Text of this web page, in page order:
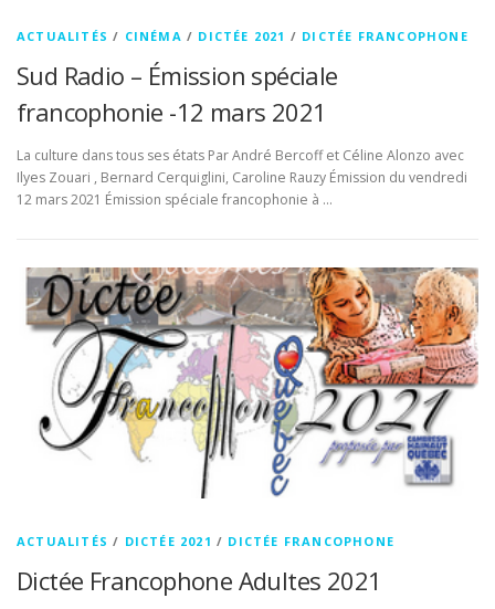
ACTUALITÉS / CINÉMA / DICTÉE 2021 / DICTÉE FRANCOPHONE
Sud Radio – Émission spéciale
francophonie -12 mars 2021
La culture dans tous ses états Par André Bercoff et Céline Alonzo avec
Ilyes Zouari , Bernard Cerquiglini, Caroline Rauzy Émission du vendredi
12 mars 2021 Émission spéciale francophonie à …
ACTUALITÉS / DICTÉE 2021 / DICTÉE FRANCOPHONE
Dictée Francophone Adultes 2021